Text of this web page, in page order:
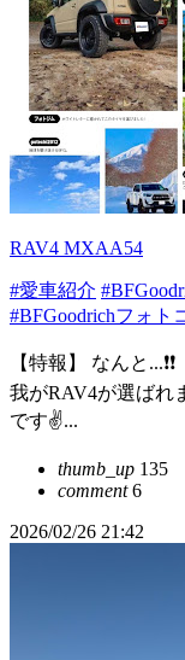
RAV4 MXAA54
#愛車紹介
#BFGoodrichフォト
【特報】 なんと
我がRAV4が選ばれ
です✌️...
thumb_up 135
comment6
2026/02/26 21:42